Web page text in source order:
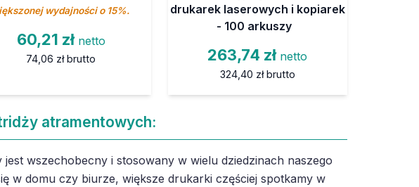
wydajności o 15%.
60,21 zł netto
74,06 zł brutto
drukarek laserowych i kopiarek
- 100 arkuszy
263,74 zł netto
324,40 zł brutto
atramentowych:
wszechobecny i stosowany w wielu dziedzinach naszego
w domu czy biurze, większe drukarki częściej spotkamy w